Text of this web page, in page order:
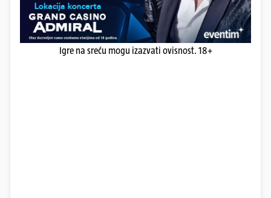
Igre na sreću mogu izazvati ovisnost. 18+